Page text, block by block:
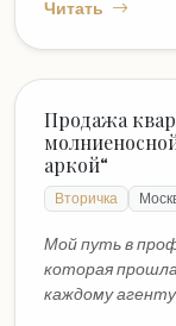
Читать
Продажа
аркой“
Вторичка
Мой путь в
которая
каждому